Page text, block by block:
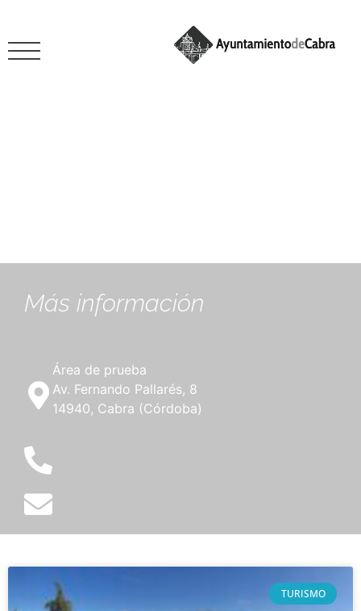
Más información
Área de prueba
Av. Fernando Pallarés, 8
14940, Cabra (Córdoba)
TURISMO